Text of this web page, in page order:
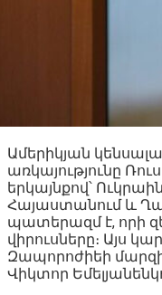
Ամերիկյան
առկայությունը
երկայնքով՝
Հայաստանում և
պատերազմ է, որի
վիրուսները։ Այս
Զապորոժիեի
Վիկտոր